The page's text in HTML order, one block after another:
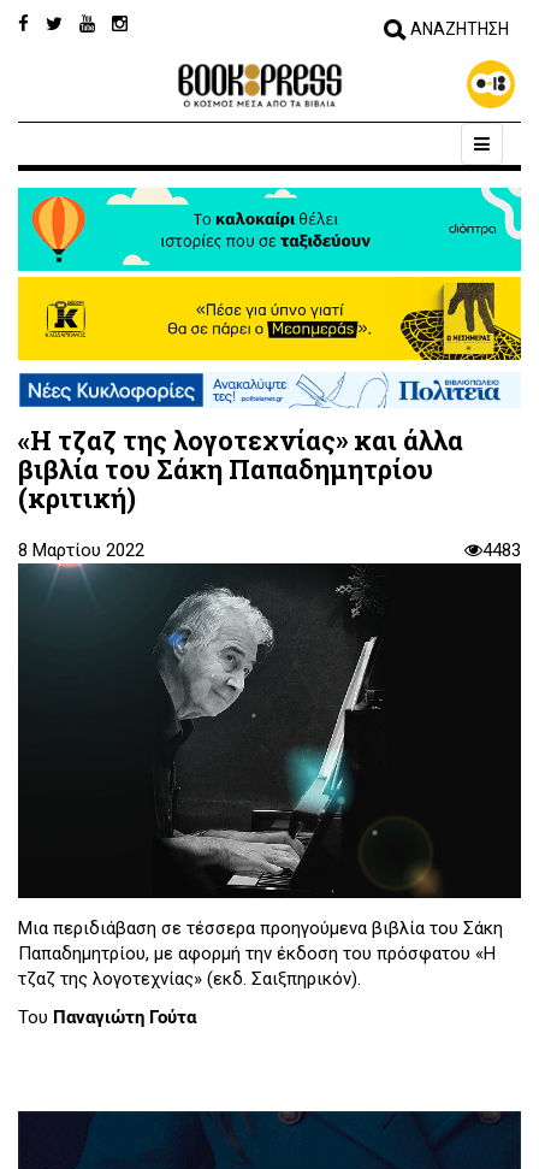
«Η τζαζ της λογοτεχνίας» και άλλα
βιβλία του Σάκη Παπαδημητρίου
(κριτική)
8 Μαρτίου 2022 4483
Μια περιδιάβαση σε τέσσερα προηγούμενα βιβλία του Σάκη
Παπαδημητρίου, με αφορμή την έκδοση του πρόσφατου «Η
τζαζ της λογοτεχνίας» (εκδ. Σαιξπηρικόν).
Του Παναγιώτη Γούτα